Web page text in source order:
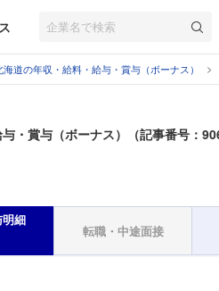
道の年収・給料・給与・賞与（ボーナス）
・賞与（ボーナス）（記事番号：
細
転職・中途面接